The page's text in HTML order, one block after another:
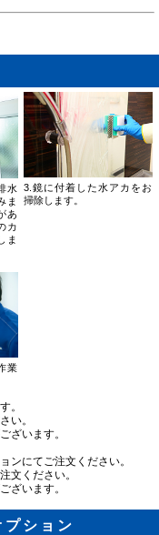
水
ま
あ
カ
ま
3.鏡に付着した水アカをお
掃除します。
業
。
い。
ざいます。
ンにてご注文ください。
文ください。
ざいます。
ション